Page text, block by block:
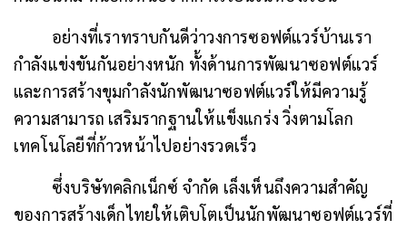
อย่างที่เราทราบกันดีว่าวงการซอฟต์แวร์บ้านเรา
กำลังแข่งขันกันอย่างหนัก ทั้งด้านการพัฒนาซอฟต์แวร์
และการสร้างขุมกำลังนักพัฒนาซอฟต์แวร์ให้มีความรู้
ความสามารถ เสริมรากฐานให้แข็งแกร่ง วิ่งตามโลก
เทคโนโลยีที่ก้าวหน้าไปอย่างรวดเร็ว
ซึ่งบริษัทคลิกเน็กซ์ จำกัด เล็งเห็นถึงความสำคัญ
ของการสร้างเด็กไทยให้เติบโตเป็นนักพัฒนาซอฟต์แวร์ที่